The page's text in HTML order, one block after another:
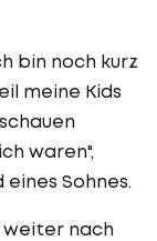
bin noch kurz
meine Kids
waren",
Sohnes.
weiter nach